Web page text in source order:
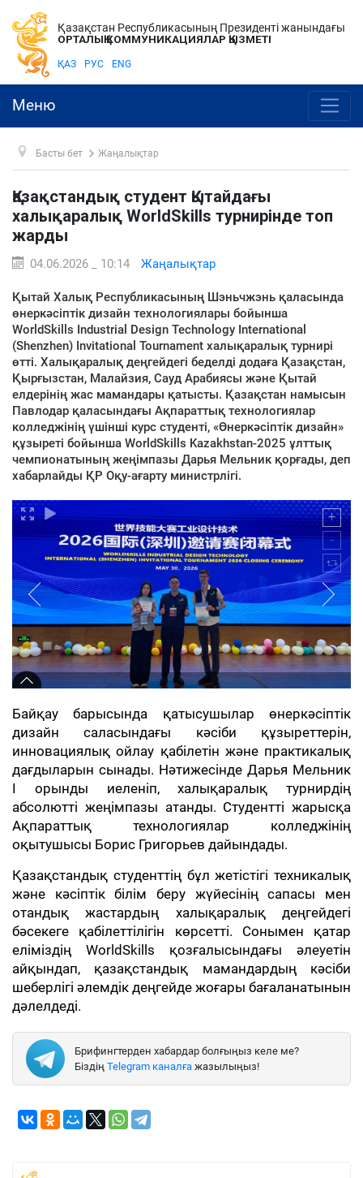
Қазақстан Республикасының Президенті жанындағы
ОРТАЛЫҚ КОММУНИКАЦИЯЛАР ҚЫЗМЕТІ
ҚАЗ РУС ENG
Меню
Басты бет Жаңалықтар
Қазақстандық студент Қытайдағы
халықаралық WorldSkills турнирінде топ
жарды
04.06.2026 _ 10:14 Жаңалықтар
Қытай Халық Республикасының Шэньчжэнь қаласында
өнеркәсіптік дизайн технологиялары бойынша
WorldSkills Industrial Design Technology International
(Shenzhen) Invitational Tournament халықаралық турнирі
өтті. Халықаралық деңгейдегі беделді додаға Қазақстан,
Қырғызстан, Малайзия, Сауд Арабиясы және Қытай
елдерінің жас мамандары қатысты. Қазақстан намысын
Павлодар қаласындағы Ақпараттық технологиялар
колледжінің үшінші курс студенті, «Өнеркәсіптік дизайн»
құзыреті бойынша WorldSkills Kazakhstan-2025 ұлттық
чемпионатының жеңімпазы Дарья Мельник қорғады, деп
хабарлайды ҚР Оқу-ағарту министрлігі.
Байқау барысында қатысушылар өнеркәсіптік
дизайн саласындағы кәсіби құзыреттерін,
инновациялық ойлау қабілетін және практикалық
дағдыларын сынады. Нәтижесінде Дарья Мельник
І орынды иеленіп, халықаралық турнирдің
абсолютті жеңімпазы атанды. Студентті жарысқа
Ақпараттық технологиялар колледжінің
оқытушысы Борис Григорьев дайындады.
Қазақстандық студенттің бұл жетістігі техникалық
және кәсіптік білім беру жүйесінің сапасы мен
отандық жастардың халықаралық деңгейдегі
бәсекеге қабілеттілігін көрсетті. Сонымен қатар
еліміздің WorldSkills қозғалысындағы әлеуетін
айқындап, қазақстандық мамандардың кәсіби
шеберлігі әлемдік деңгейде жоғары бағаланатынын
дәлелдеді.
Брифингтерден хабардар болғыңыз келе ме?
Біздің Telegram каналға жазылыңыз!